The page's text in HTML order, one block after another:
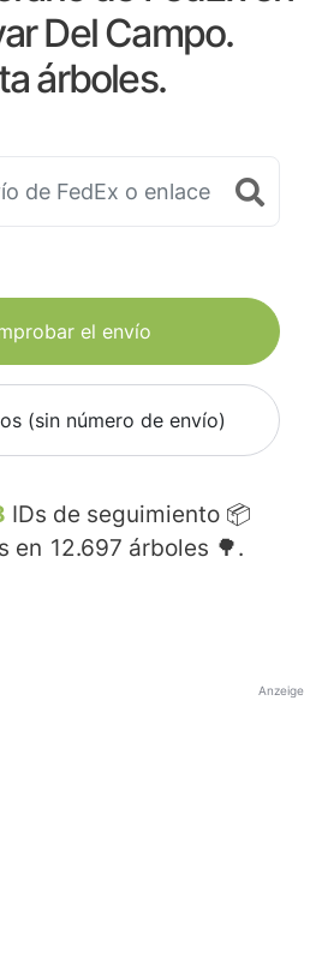
Del Campo.
árboles.
el envío
(sin número de envío)
IDs de seguimiento 📦
en 12.697 árboles 🌳.
Anzeige